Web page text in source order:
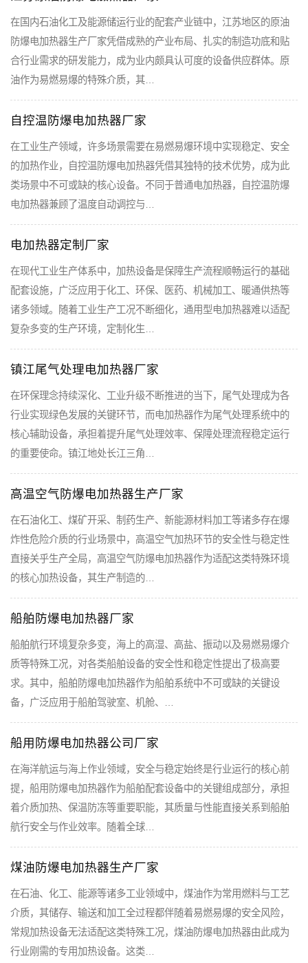
在国内石油化工及能源储运行业的配套产业链中，江苏地区的原油
防爆电加热器生产厂家凭借成熟的产业布局、扎实的制造功底和贴
合行业需求的研发能力，成为业内颇具认可度的设备供应群体。原
油作为易燃易爆的特殊介质，其…
自控温防爆电加热器厂家
在工业生产领域，许多场景需要在易燃易爆环境中实现稳定、安全
的加热作业，自控温防爆电加热器凭借其独特的技术优势，成为此
类场景中不可或缺的核心设备。不同于普通电加热器，自控温防爆
电加热器兼顾了温度自动调控与…
电加热器定制厂家
在现代工业生产体系中，加热设备是保障生产流程顺畅运行的基础
配套设施，广泛应用于化工、环保、医药、机械加工、暖通供热等
诸多领域。随着工业生产工况不断细化，通用型电加热器难以适配
复杂多变的生产环境，定制化生…
镇江尾气处理电加热器厂家
在环保理念持续深化、工业升级不断推进的当下，尾气处理成为各
行业实现绿色发展的关键环节，而电加热器作为尾气处理系统中的
核心辅助设备，承担着提升尾气处理效率、保障处理流程稳定运行
的重要使命。镇江地处长江三角…
高温空气防爆电加热器生产厂家
在石油化工、煤矿开采、制药生产、新能源材料加工等诸多存在爆
炸性危险介质的行业场景中，高温空气加热环节的安全性与稳定性
直接关乎生产全局，高温空气防爆电加热器作为适配这类特殊环境
的核心加热设备，其生产制造的…
船舶防爆电加热器厂家
船舶航行环境复杂多变，海上的高湿、高盐、振动以及易燃易爆介
质等特殊工况，对各类船舶设备的安全性和稳定性提出了极高要
求。其中，船舶防爆电加热器作为船舶系统中不可或缺的关键设
备，广泛应用于船舶驾驶室、机舱、…
船用防爆电加热器公司厂家
在海洋航运与海上作业领域，安全与稳定始终是行业运行的核心前
提，船用防爆电加热器作为船舶配套设备中的关键组成部分，承担
着介质加热、保温防冻等重要职能，其质量与性能直接关系到船舶
航行安全与作业效率。随着全球…
煤油防爆电加热器生产厂家
在石油、化工、能源等诸多工业领域中，煤油作为常用燃料与工艺
介质，其储存、输送和加工全过程都伴随着易燃易爆的安全风险，
常规加热设备无法适配这类特殊工况，煤油防爆电加热器由此成为
行业刚需的专用加热设备。这类…